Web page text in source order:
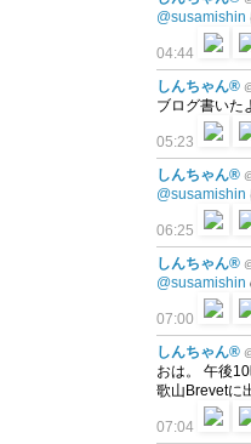
@susamishin
04:44
しんちゃん®
ブログ書いた
05:23
しんちゃん®
@susamishin
06:25
しんちゃん®
@susamishin
07:00
しんちゃん®
おは。 午後
歌山Brevetに
07:04